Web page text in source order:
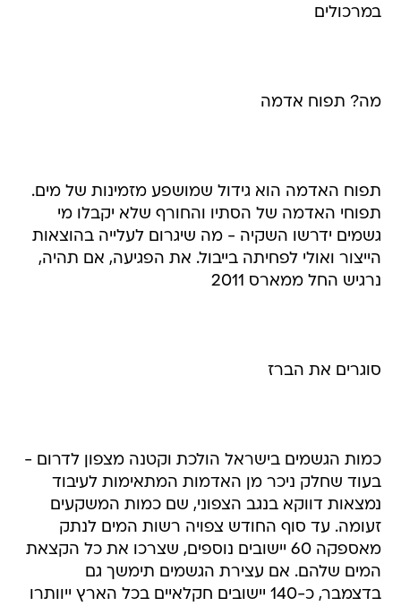
במרכולים
מה? תפוח אדמה
תפוח האדמה הוא גידול שמושפע מזמינות של מים.
תפוחי האדמה של הסתיו והחורף שלא יקבלו מי
גשמים ידרשו השקיה - מה שיגרום לעלייה בהוצאות
הייצור ואולי לפחיתה בייבול. את הפגיעה, אם תהיה,
נרגיש החל ממארס 2011
סוגרים את הברז
כמות הגשמים בישראל הולכת וקטנה מצפון לדרום -
בעוד שחלק ניכר מן האדמות המתאימות לעיבוד
נמצאות דווקא בנגב הצפוני, שם כמות המשקעים
זעומה. עד סוף החודש צפויה רשות המים לנתק
מאספקה 60 יישובים נוספים, שצרכו את כל הקצאת
המים שלהם. אם עצירת הגשמים תימשך גם
בדצמבר, כ-140 יישובים חקלאיים בכל הארץ ייוותרו